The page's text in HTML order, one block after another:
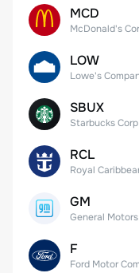
MCD
LOW
SBUX
Starbucks Corp
RCL
GM
F